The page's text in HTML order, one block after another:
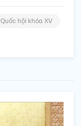
Quốc hội khóa XV